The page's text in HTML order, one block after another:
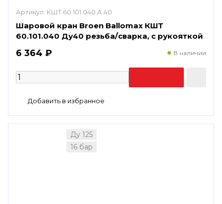
Артикул: КШТ 60.101.040.А.40
Шаровой кран Broen Ballomax КШТ
60.101.040 Ду40 резьба/сварка, с рукояткой
6 364 ₽ В наличии
Ду 125
16 бар